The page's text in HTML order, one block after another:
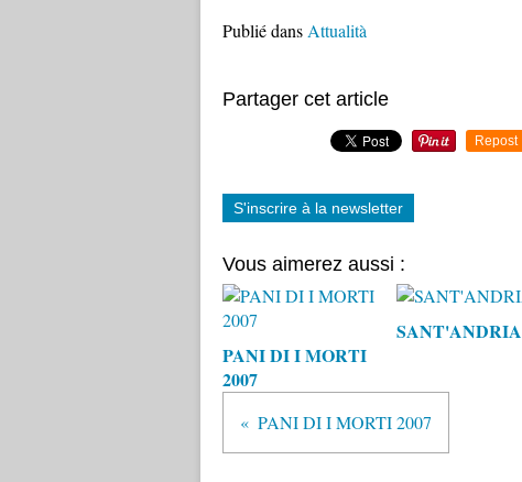
Publié dans Attualità
Partager cet article
Repost
S'inscrire à la newsletter
Vous aimerez aussi :
PANI DI I MORTI
2007
SANT'ANDRIA
PANI DI I MORTI 2007